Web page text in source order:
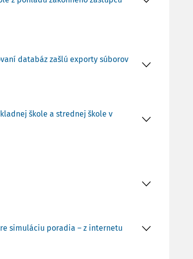
databáz zašlú exporty súborov
škole a strednej škole v
simuláciu poradia – z internetu